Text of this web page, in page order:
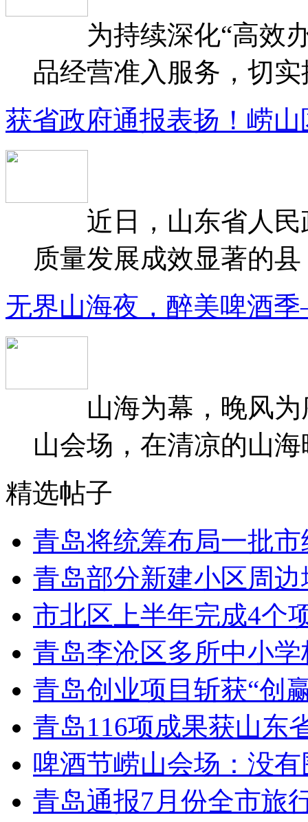
为持续深化“高效办
品经营准入服务，切
获省政府通报表扬！崂
近日，山东省人民
质量发展成效显著的
无界山海夜，醉美啤酒
山海为幕，晚风为
山会场，在清凉的山
精选帖子
青岛将统筹布局一批市
青岛部分新建小区周
市北区上半年完成4个
青岛李沧区多所中小
青岛创业项目斩获“创
青岛116项成果获山东
啤酒节崂山会场：没有
青岛通报7月份全市旅